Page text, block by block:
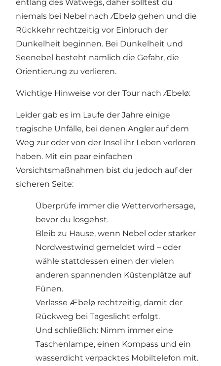
entlang des Watwegs, daher solltest du
niemals bei Nebel nach Æbelø gehen und die
Rückkehr rechtzeitig vor Einbruch der
Dunkelheit beginnen. Bei Dunkelheit und
Seenebel besteht nämlich die Gefahr, die
Orientierung zu verlieren.
Wichtige Hinweise vor der Tour nach Æbelø:
Leider gab es im Laufe der Jahre einige
tragische Unfälle, bei denen Angler auf dem
Weg zur oder von der Insel ihr Leben verloren
haben. Mit ein paar einfachen
Vorsichtsmaßnahmen bist du jedoch auf der
sicheren Seite:
Überprüfe immer die Wettervorhersage,
bevor du losgehst.
Bleib zu Hause, wenn Nebel oder starker
Nordwestwind gemeldet wird – oder
wähle stattdessen einen der vielen
anderen spannenden Küstenplätze auf
Fünen.
Verlasse Æbelø rechtzeitig, damit der
Rückweg bei Tageslicht erfolgt.
Und schließlich: Nimm immer eine
Taschenlampe, einen Kompass und ein
wasserdicht verpacktes Mobiltelefon mit.